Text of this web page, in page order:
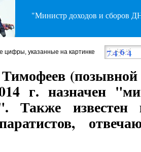
"Министр доходов и сборов
цифры, указанные на картинке
Тимофеев
г. назначен
Также известен